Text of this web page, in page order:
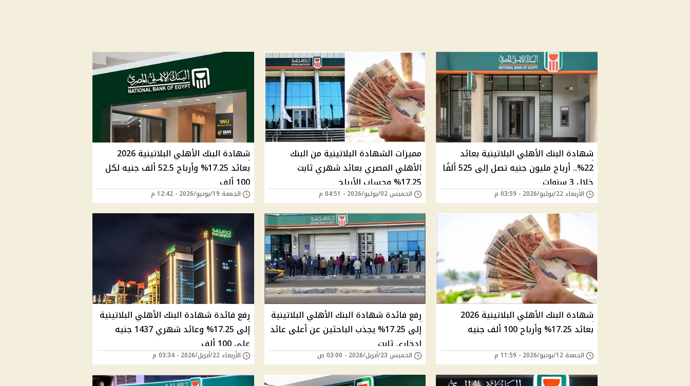
شهادة البنك الأهلي البلاتينية بعائد
22%.. أرباح مليون جنيه تصل إلى 525 ألفًا
خلال 3 سنوات
الأربعاء 22/يوليو/2026 - 03:59 م
مميزات الشهادة البلاتينية من البنك
الأهلي المصري بعائد شهري ثابت
17.25% وحساب الأرباح
الخميس 02/يوليو/2026 - 04:51 م
شهادة البنك الأهلي البلاتينية 2026
بعائد 17.25% وأرباح 52.5 ألف جنيه لكل
100 ألف
الجمعة 19/يونيو/2026 - 12:42 م
شهادة البنك الأهلي البلاتينية 2026
بعائد 17.25% وأرباح 100 ألف جنيه
الجمعة 12/يونيو/2026 - 11:59 م
رفع فائدة شهادة البنك الأهلي البلاتينية
إلى 17.25% يجذب الباحثين عن أعلى عائد
ادخاري ثابت
الخميس 23/أبريل/2026 - 03:00 ص
رفع فائدة شهادة البنك الأهلي البلاتينية
إلى 17.25% وعائد شهري 1437 جنيه
على 100 ألف
الأربعاء 22/أبريل/2026 - 03:34 م